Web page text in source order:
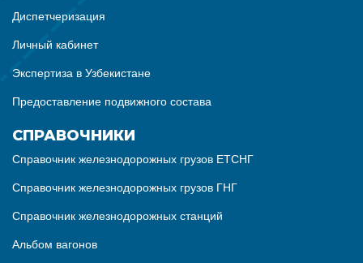
Диспетчеризация
Личный кабинет
Экспертиза в Узбекистане
Предоставление подвижного состава
СПРАВОЧНИКИ
Справочник железнодорожных грузов ЕТСНГ
Справочник железнодорожных грузов ГНГ
Справочник железнодорожных станций
Альбом вагонов